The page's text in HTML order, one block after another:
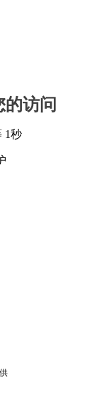
访问
1秒